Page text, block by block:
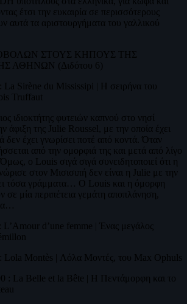
έτσι την ευκαιρία σε περισσότερους
αυτά τα αριστουργήματα του γαλλικού
ΣΤΟΥΣ ΚΗΠΟΥΣ ΤΗΣ
ΑΘΗΝΩΝ (Διδότου 6)
La Sirène du Mississipi | Η σειρήνα του
Truffaut
ιδιοκτήτης φυτειών καπνού στο νησί
άφιξη της Julie Roussel, με την οποία έχει
δεν έχει γνωρίσει ποτέ από κοντά. Όταν
από την ομορφιά της και μετά από λίγο
ο Louis σιγά σιγά συνειδητοποιεί ότι η
στον Μισισιπή δεν είναι η Julie με την
τόσα γράμματα… Ο Louis και η όμορφη
σε μία περιπέτεια γεμάτη αποπλάνηση,
L’Amour d’une femme | Ένας μεγάλος
: Lola Montès | Λόλα Μοντές, του Max Ophuls
: La Belle et la Bête | Η Πεντάμορφη και το